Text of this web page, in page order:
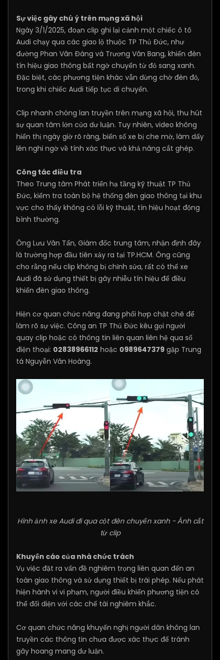
Sự việc gây chú ý trên mạng xã hội
Ngày 3/1/2025, đoạn clip ghi lại cảnh một chiếc ô tô
Audi chạy qua các giao lộ thuộc TP Thủ Đức, như
đường Phan Văn Đáng và Trương Văn Bang, khiến đèn
tín hiệu giao thông bất ngờ chuyển từ đỏ sang xanh.
Đặc biệt, các phương tiện khác vẫn dừng chờ đèn đỏ,
trong khi chiếc Audi tiếp tục di chuyển.
Clip nhanh chóng lan truyền trên mạng xã hội, thu hút
sự quan tâm lớn của dư luận. Tuy nhiên, video không
hiển thị ngày giờ rõ ràng, biển số xe bị che mờ, làm dấy
lên nghi ngờ về tính xác thực và khả năng cắt ghép.
Công tác điều tra
Theo Trung tâm Phát triển hạ tầng kỹ thuật TP Thủ
Đức, kiểm tra toàn bộ hệ thống đèn giao thông tại khu
vực cho thấy không có lỗi kỹ thuật, tín hiệu hoạt động
bình thường.
Ông Lưu Văn Tấn, Giám đốc trung tâm, nhận định đây
là trường hợp đầu tiên xảy ra tại TP.HCM. Ông cũng
cho rằng nếu clip không bị chỉnh sửa, rất có thể xe
Audi đã sử dụng thiết bị gây nhiễu tín hiệu để điều
khiển đèn giao thông.
Hiện cơ quan chức năng đang phối hợp chặt chẽ để
làm rõ sự việc. Công an TP Thủ Đức kêu gọi người
quay clip hoặc có thông tin liên quan liên hệ qua số
điện thoại: 02838966112 hoặc 0989647379 gặp Trung
tá Nguyễn Văn Hoàng.
Hình ảnh xe Audi đi qua cột đèn chuyển xanh - Ảnh cắt
từ clip
Khuyến cáo của nhà chức trách
Vụ việc đặt ra vấn đề nghiêm trọng liên quan đến an
toàn giao thông và sử dụng thiết bị trái phép. Nếu phát
hiện hành vi vi phạm, người điều khiển phương tiện có
thể đối diện với các chế tài nghiêm khắc.
Cơ quan chức năng khuyến nghị người dân không lan
truyền các thông tin chưa được xác thực để tránh
gây hoang mang dư luận.